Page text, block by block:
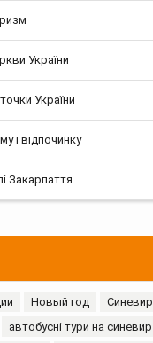
України
України
і відпочинку
Закарпаття
Новый год
Синевир
автобусні тури на синевир